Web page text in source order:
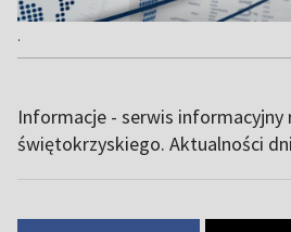
.
Informacje - serwis informacyjny
świętokrzyskiego. Aktualności